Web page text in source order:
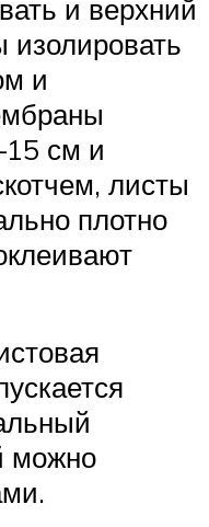
и верхний
изолировать
и
см и
листы
плотно
можно